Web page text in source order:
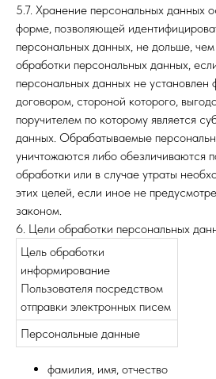
5.7. Хранение персональных данных
форме, позволяющей
персональных данных, не дольше,
обработки персональных данных,
персональных данных не
договором, стороной которого,
поручителем по которому является
данных. Обрабатываемые
уничтожаются либо обезличиваются
обработки или в случае утраты
этих целей, если иное не
законом.
6. Цели обработки персональных
Цель обработки
информирование
Пользователя посредством
отправки электронных писем
Персональные данные
фамилия, имя, отчество